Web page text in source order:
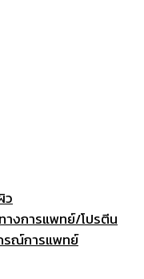
ว
างการแพทย์/โปรตีน
รณ์การแพทย์